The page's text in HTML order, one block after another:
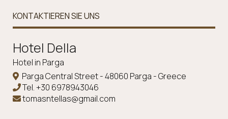
KONTAKTIEREN SIE UNS
Ηotel Della
Hotel in Parga
Parga Central Street - 48060 Parga - Greece
Tel.+30 6978943046
tomasntellas@gmail.com